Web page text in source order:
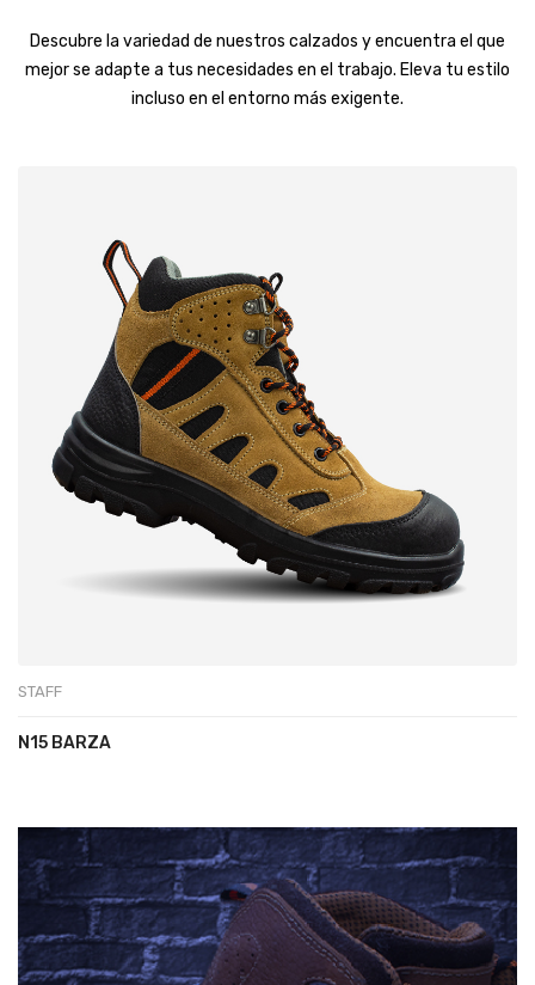
Descubre la variedad de nuestros calzados y encuentra el que
mejor se adapte a tus necesidades en el trabajo. Eleva tu estilo
incluso en el entorno más exigente.
STAFF
N15 BARZA